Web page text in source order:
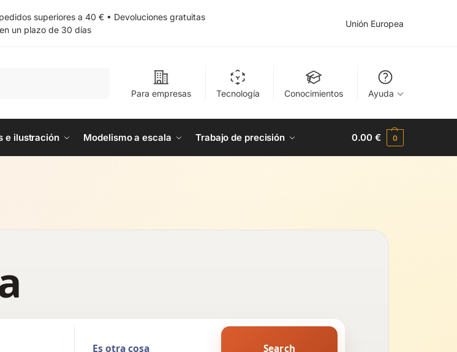
superiores a 40 € • Devoluciones gratuitas
en un plazo de 30 días
Unión Europea
Para empresas Tecnología Conocimientos Ayuda
e ilustración Modelismo a escala Trabajo de precisión 0.00€ 0
Search